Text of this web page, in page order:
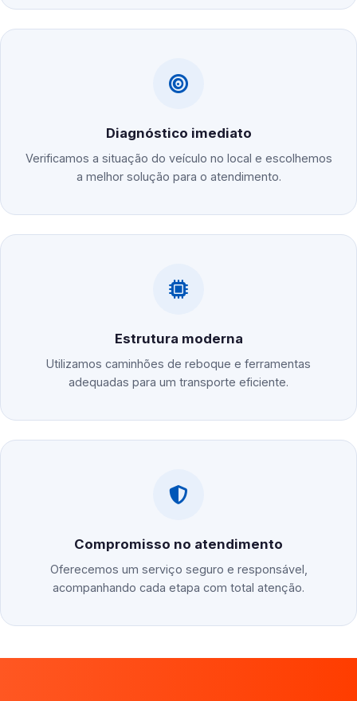
Diagnóstico imediato
Verificamos a situação do veículo no local e escolhemos
a melhor solução para o atendimento.
Estrutura moderna
Utilizamos caminhões de reboque e ferramentas
adequadas para um transporte eficiente.
Compromisso no atendimento
Oferecemos um serviço seguro e responsável,
acompanhando cada etapa com total atenção.